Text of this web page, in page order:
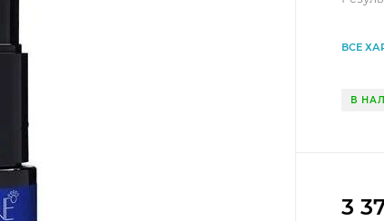
ВСЕ
В
3